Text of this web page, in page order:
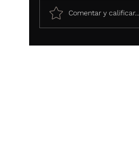
Comentar y calificar...